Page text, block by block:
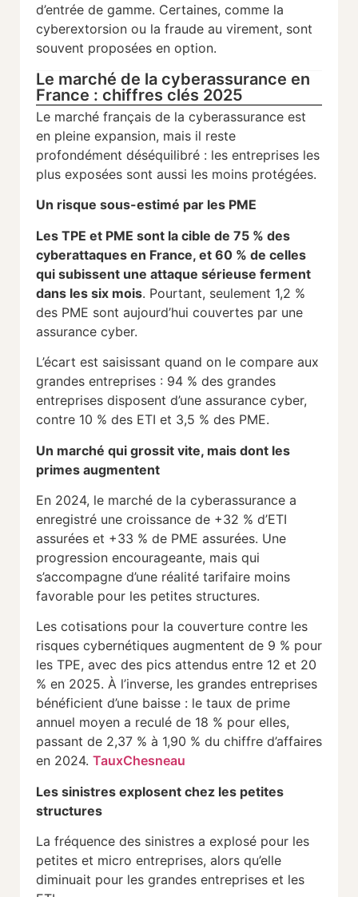
d’entrée de gamme. Certaines, comme la
cyberextorsion ou la fraude au virement, sont
souvent proposées en option.
Le marché de la cyberassurance en
France : chiffres clés 2025
Le marché français de la cyberassurance est
en pleine expansion, mais il reste
profondément déséquilibré : les entreprises les
plus exposées sont aussi les moins protégées.
Un risque sous-estimé par les PME
Les TPE et PME sont la cible de 75 % des
cyberattaques en France, et 60 % de celles
qui subissent une attaque sérieuse ferment
dans les six mois. Pourtant, seulement 1,2 %
des PME sont aujourd’hui couvertes par une
assurance cyber.
L’écart est saisissant quand on le compare aux
grandes entreprises : 94 % des grandes
entreprises disposent d’une assurance cyber,
contre 10 % des ETI et 3,5 % des PME.
Un marché qui grossit vite, mais dont les
primes augmentent
En 2024, le marché de la cyberassurance a
enregistré une croissance de +32 % d’ETI
assurées et +33 % de PME assurées. Une
progression encourageante, mais qui
s’accompagne d’une réalité tarifaire moins
favorable pour les petites structures.
Les cotisations pour la couverture contre les
risques cybernétiques augmentent de 9 % pour
les TPE, avec des pics attendus entre 12 et 20
% en 2025. À l’inverse, les grandes entreprises
bénéficient d’une baisse : le taux de prime
annuel moyen a reculé de 18 % pour elles,
passant de 2,37 % à 1,90 % du chiffre d’affaires
en 2024. TauxChesneau
Les sinistres explosent chez les petites
structures
La fréquence des sinistres a explosé pour les
petites et micro entreprises, alors qu’elle
diminuait pour les grandes entreprises et les